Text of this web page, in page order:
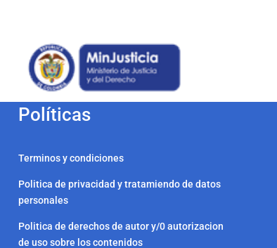
Políticas
Terminos y condiciones
Politica de privacidad y tratamiendo de datos
personales
Politica de derechos de autor y/0 autorizacion
de uso sobre los contenidos